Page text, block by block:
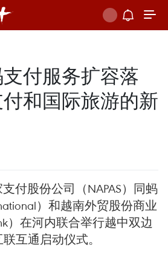
付服务扩容落
和国际旅游的新
付股份公司（NAPAS）同蚂
）和越南外贸股份商业
）在河内联合举行越中双边
互通启动仪式。